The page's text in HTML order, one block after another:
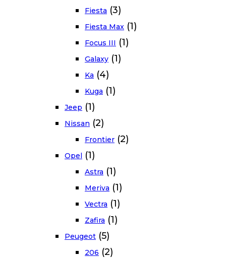
Fiesta (3)
Fiesta Max (1)
Focus III (1)
Galaxy (1)
Ka (4)
Kuga (1)
Jeep (1)
Nissan (2)
Frontier (2)
Opel (1)
Astra (1)
Meriva (1)
Vectra (1)
Zafira (1)
Peugeot (5)
206 (2)